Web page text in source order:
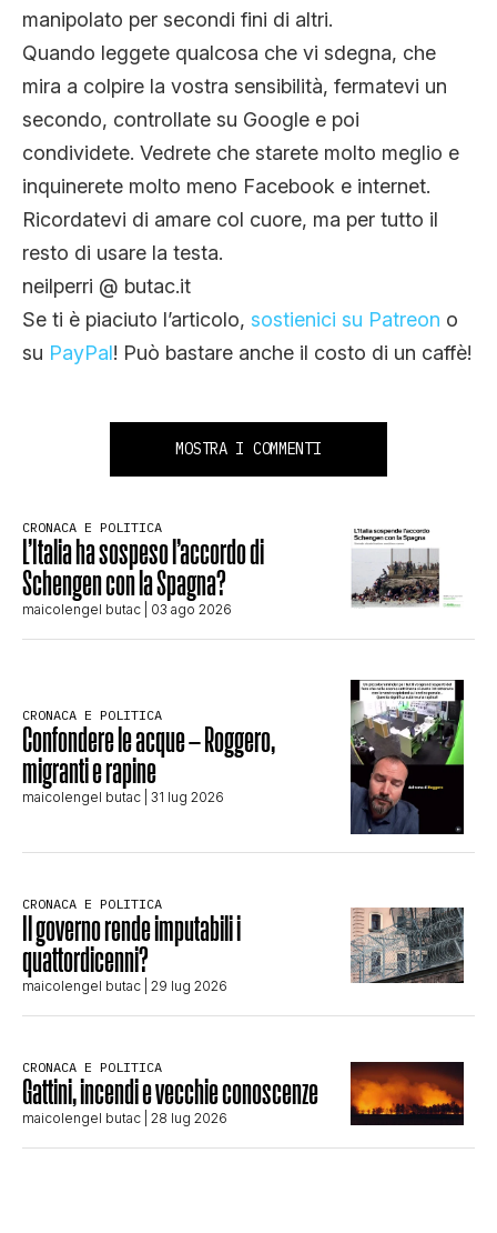
manipolato per secondi fini di altri.
Quando leggete qualcosa che vi sdegna, che
mira a colpire la vostra sensibilità, fermatevi un
secondo, controllate su Google e poi
condividete. Vedrete che starete molto meglio e
inquinerete molto meno Facebook e internet.
Ricordatevi di amare col cuore, ma per tutto il
resto di usare la testa.
neilperri @ butac.it
Se ti è piaciuto l’articolo, sostienici su Patreon o
su PayPal! Può bastare anche il costo di un caffè!
MOSTRA I COMMENTI
CRONACA E POLITICA
L’Italia ha sospeso l’accordo di
Schengen con la Spagna?
maicolengel butac | 03 ago 2026
CRONACA E POLITICA
Confondere le acque – Roggero,
migranti e rapine
maicolengel butac | 31 lug 2026
CRONACA E POLITICA
Il governo rende imputabili i
quattordicenni?
maicolengel butac | 29 lug 2026
CRONACA E POLITICA
Gattini, incendi e vecchie conoscenze
maicolengel butac | 28 lug 2026